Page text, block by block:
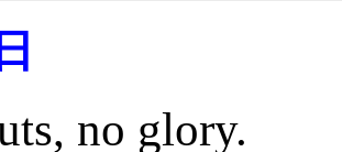
no glory.